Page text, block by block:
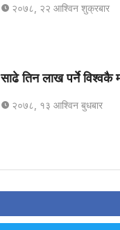
२०७८, २२ आश्विन शुक्रबार
साढे तिन लाख पर्ने विश्वकै
२०७८, १३ आश्विन बुधबार